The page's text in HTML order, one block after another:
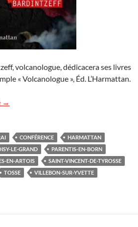
volcanologue, dédicacera ses livres
« Volcanologue », Éd. L’Harmattan.
Conférences « Volcans » à venir
→
CONFÉRENCE
HARMATTAN
LE-GRAND
PARENTIS-EN-BORN
EN-ARTOIS
SAINT-VINCENT-DE-TYROSSE
TOSSE
VILLEBON-SUR-YVETTE